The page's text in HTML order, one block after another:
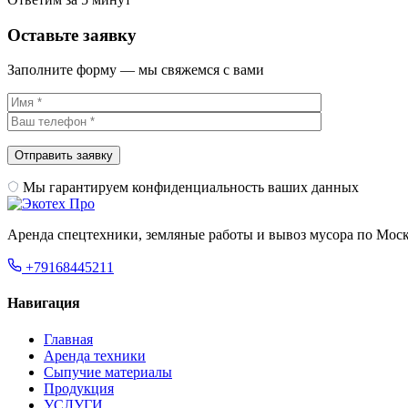
Оставьте заявку
Заполните форму — мы свяжемся с вами
Мы гарантируем конфиденциальность ваших данных
Аренда спецтехники, земляные работы и вывоз мусора по
+79168445211
Навигация
Главная
Аренда техники
Сыпучие материалы
Продукция
УСЛУГИ